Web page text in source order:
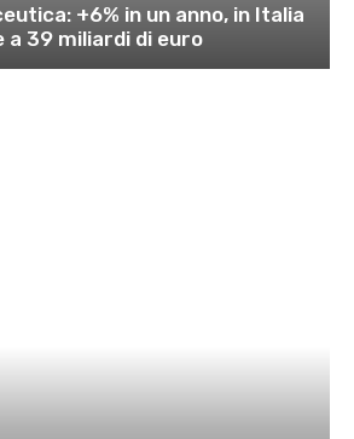
+6% in un anno, in Italia
a 39 miliardi di euro